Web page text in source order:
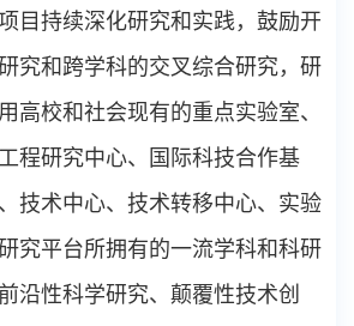
目持续深化研究和实践，鼓励开
究和跨学科的交叉综合研究，研
高校和社会现有的重点实验室、
程研究中心、国际科技合作基
技术中心、技术转移中心、实验
究平台所拥有的一流学科和科研
沿性科学研究、颠覆性技术创